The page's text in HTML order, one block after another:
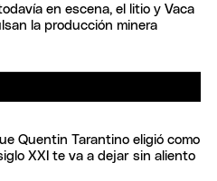
en escena, el litio y Vaca
la producción minera
Quentin Tarantino eligió como
XXI te va a dejar sin aliento